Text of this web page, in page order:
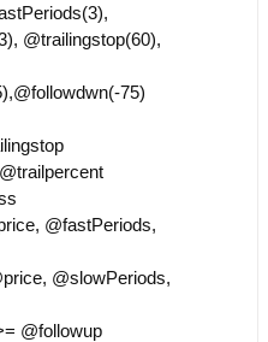
@trailingstop(60),
75)
@fastPeriods,
@slowPeriods,
@followup